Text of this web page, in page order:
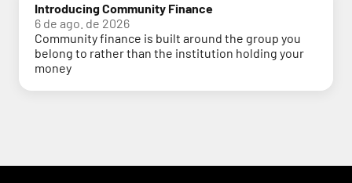
Introducing Community Finance
6 de ago. de 2026
Community finance is built around the group you
belong to rather than the institution holding your
money